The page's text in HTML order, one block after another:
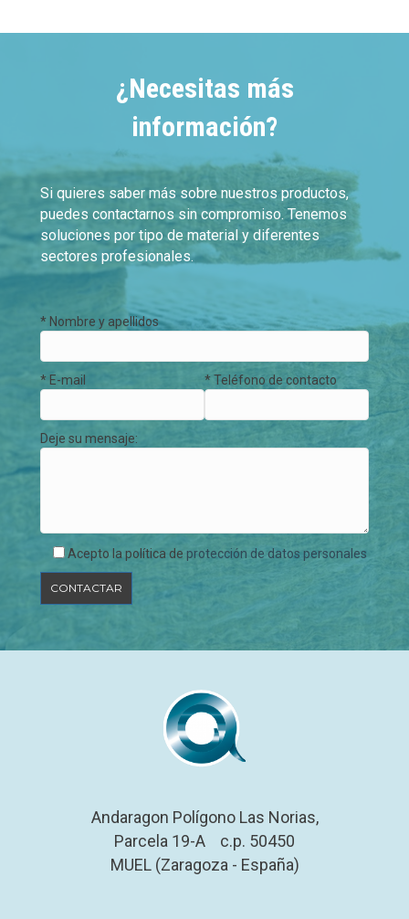
¿Necesitas más
información?
Si quieres saber más sobre nuestros productos,
puedes contactarnos sin compromiso. Tenemos
soluciones por tipo de material y diferentes
sectores profesionales.
* Nombre y apellidos
* E-mail * Teléfono de contacto
Deje su mensaje:
Acepto la política de protección de datos personales
Andaragon Polígono Las Norias,
Parcela 19-A c.p. 50450
MUEL (Zaragoza - España)